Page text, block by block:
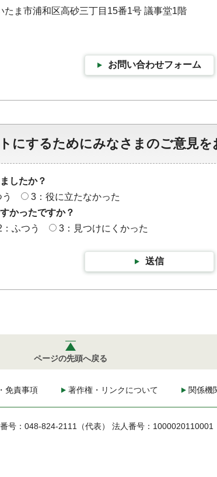
たま市浦和区高砂三丁目15番1号 議事堂1階
お問い合わせフォーム
にするためにみなさまのご意見
したか？
3：役に立たなかった
かったですか？
：ふつう 3：見つけにくかった
送信
ページの先頭へ戻る
免責事項 著作権・リンクについて 関係機
号：048-824-2111（代表） 法人番号：1000020110001